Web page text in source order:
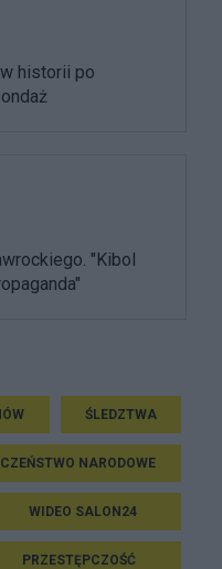
historii po
"Kibol
ŚLEDZTWA
NARODOWE
WIDEO SALON24
PRZESTĘPCZOŚĆ